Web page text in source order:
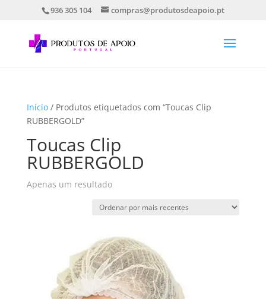
936 305 104 compras@produtosdeapoio.pt
Início/ Produtos etiquetados com “Toucas Clip
RUBBERGOLD”
Toucas Clip
RUBBERGOLD
Apenas um resultado